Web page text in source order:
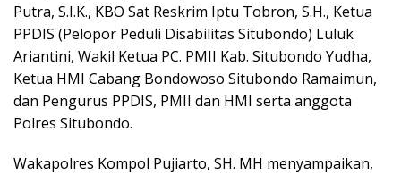
Putra, S.I.K., KBO Sat Reskrim Iptu Tobron, S.H., Ketua
PPDIS (Pelopor Peduli Disabilitas Situbondo) Luluk
Ariantini, Wakil Ketua PC. PMII Kab. Situbondo Yudha,
Ketua HMI Cabang Bondowoso Situbondo Ramaimun,
dan Pengurus PPDIS, PMII dan HMI serta anggota
Polres Situbondo.
Wakapolres Kompol Pujiarto, SH. MH menyampaikan,